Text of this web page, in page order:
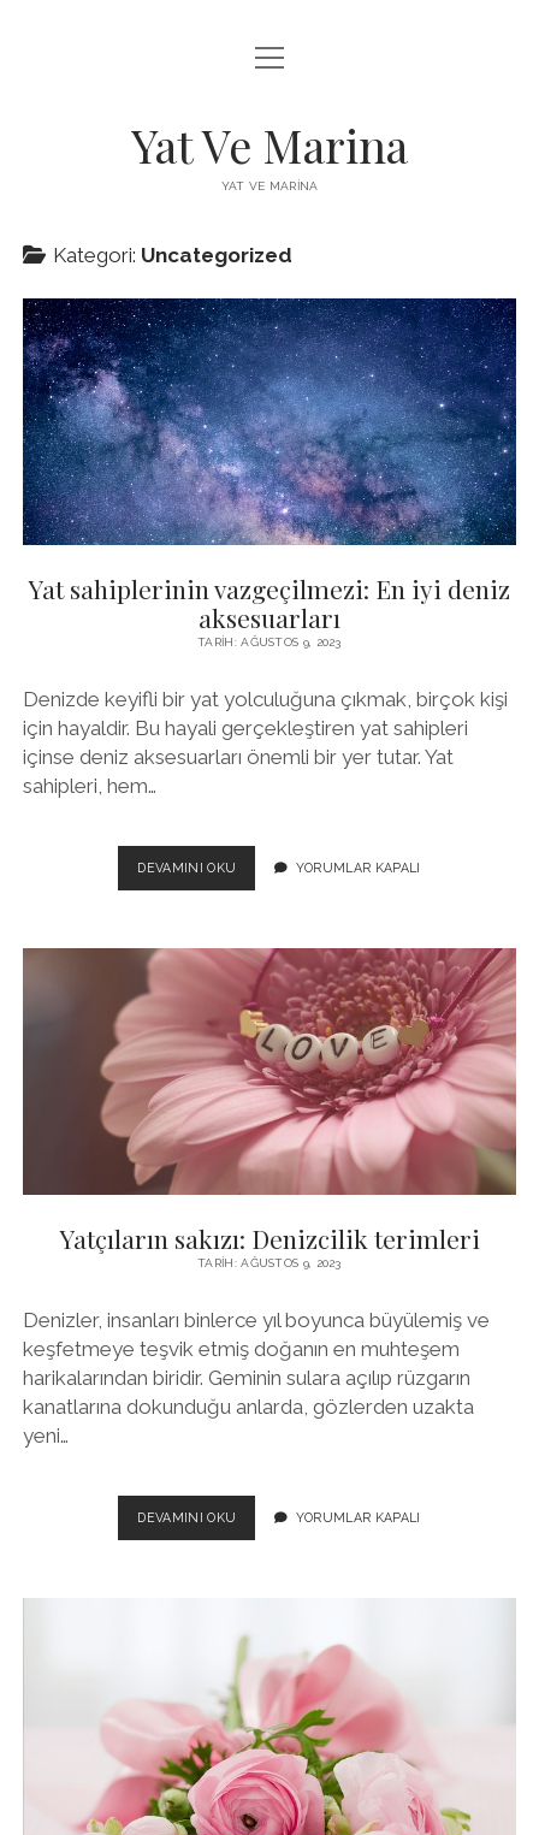
FACEBOOK BEĞENI YÜKSELTME HILESI
menüyü
aç
Yat Ve Marina
YAT VE MARINA
Kategori: Uncategorized
Yat sahiplerinin vazgeçilmezi: En iyi deniz
aksesuarları
TARIH: AĞUSTOS 9, 2023
Denizde keyifli bir yat yolculuğuna çıkmak, birçok kişi
için hayaldir. Bu hayali gerçekleştiren yat sahipleri
içinse deniz aksesuarları önemli bir yer tutar. Yat
sahipleri, hem…
DEVAMINI OKU
SAHIPLERININ
IYI
DENIZ
AKSESUARLARI
YORUMLAR KAPALI
Yatçıların sakızı: Denizcilik terimleri
TARIH: AĞUSTOS 9, 2023
Denizler, insanları binlerce yıl boyunca büyülemiş ve
keşfetmeye teşvik etmiş doğanın en muhteşem
harikalarından biridir. Geminin sulara açılıp rüzgarın
kanatlarına dokunduğu anlarda, gözlerden uzakta
yeni…
DEVAMINI OKU YATÇILARIN
SAKIZI:
YORUMLAR KAPALI